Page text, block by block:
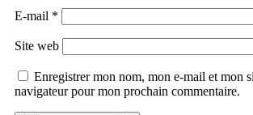
E-mail *
Site web
Enregistrer mon nom, mon e-mail et mon
navigateur pour mon prochain commentaire.